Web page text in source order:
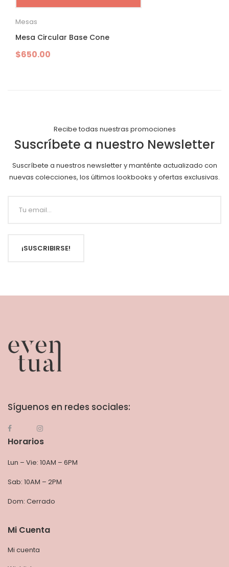
Mesas
Mesa Circular Base Cone
$650.00
Recibe todas nuestras promociones
Suscríbete a nuestro Newsletter
Suscríbete a nuestros newsletter y manténte actualizado con
nuevas colecciones, los últimos lookbooks y ofertas exclusivas.
¡SUSCRIBIRSE!
Síguenos en redes sociales:
Horarios
Lun – Vie: 10AM – 6PM
Sab: 10AM – 2PM
Dom: Cerrado
Mi Cuenta
Mi cuenta